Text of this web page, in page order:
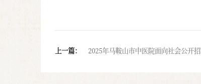
上一篇： 2025年马鞍山市中医院面向社会公开